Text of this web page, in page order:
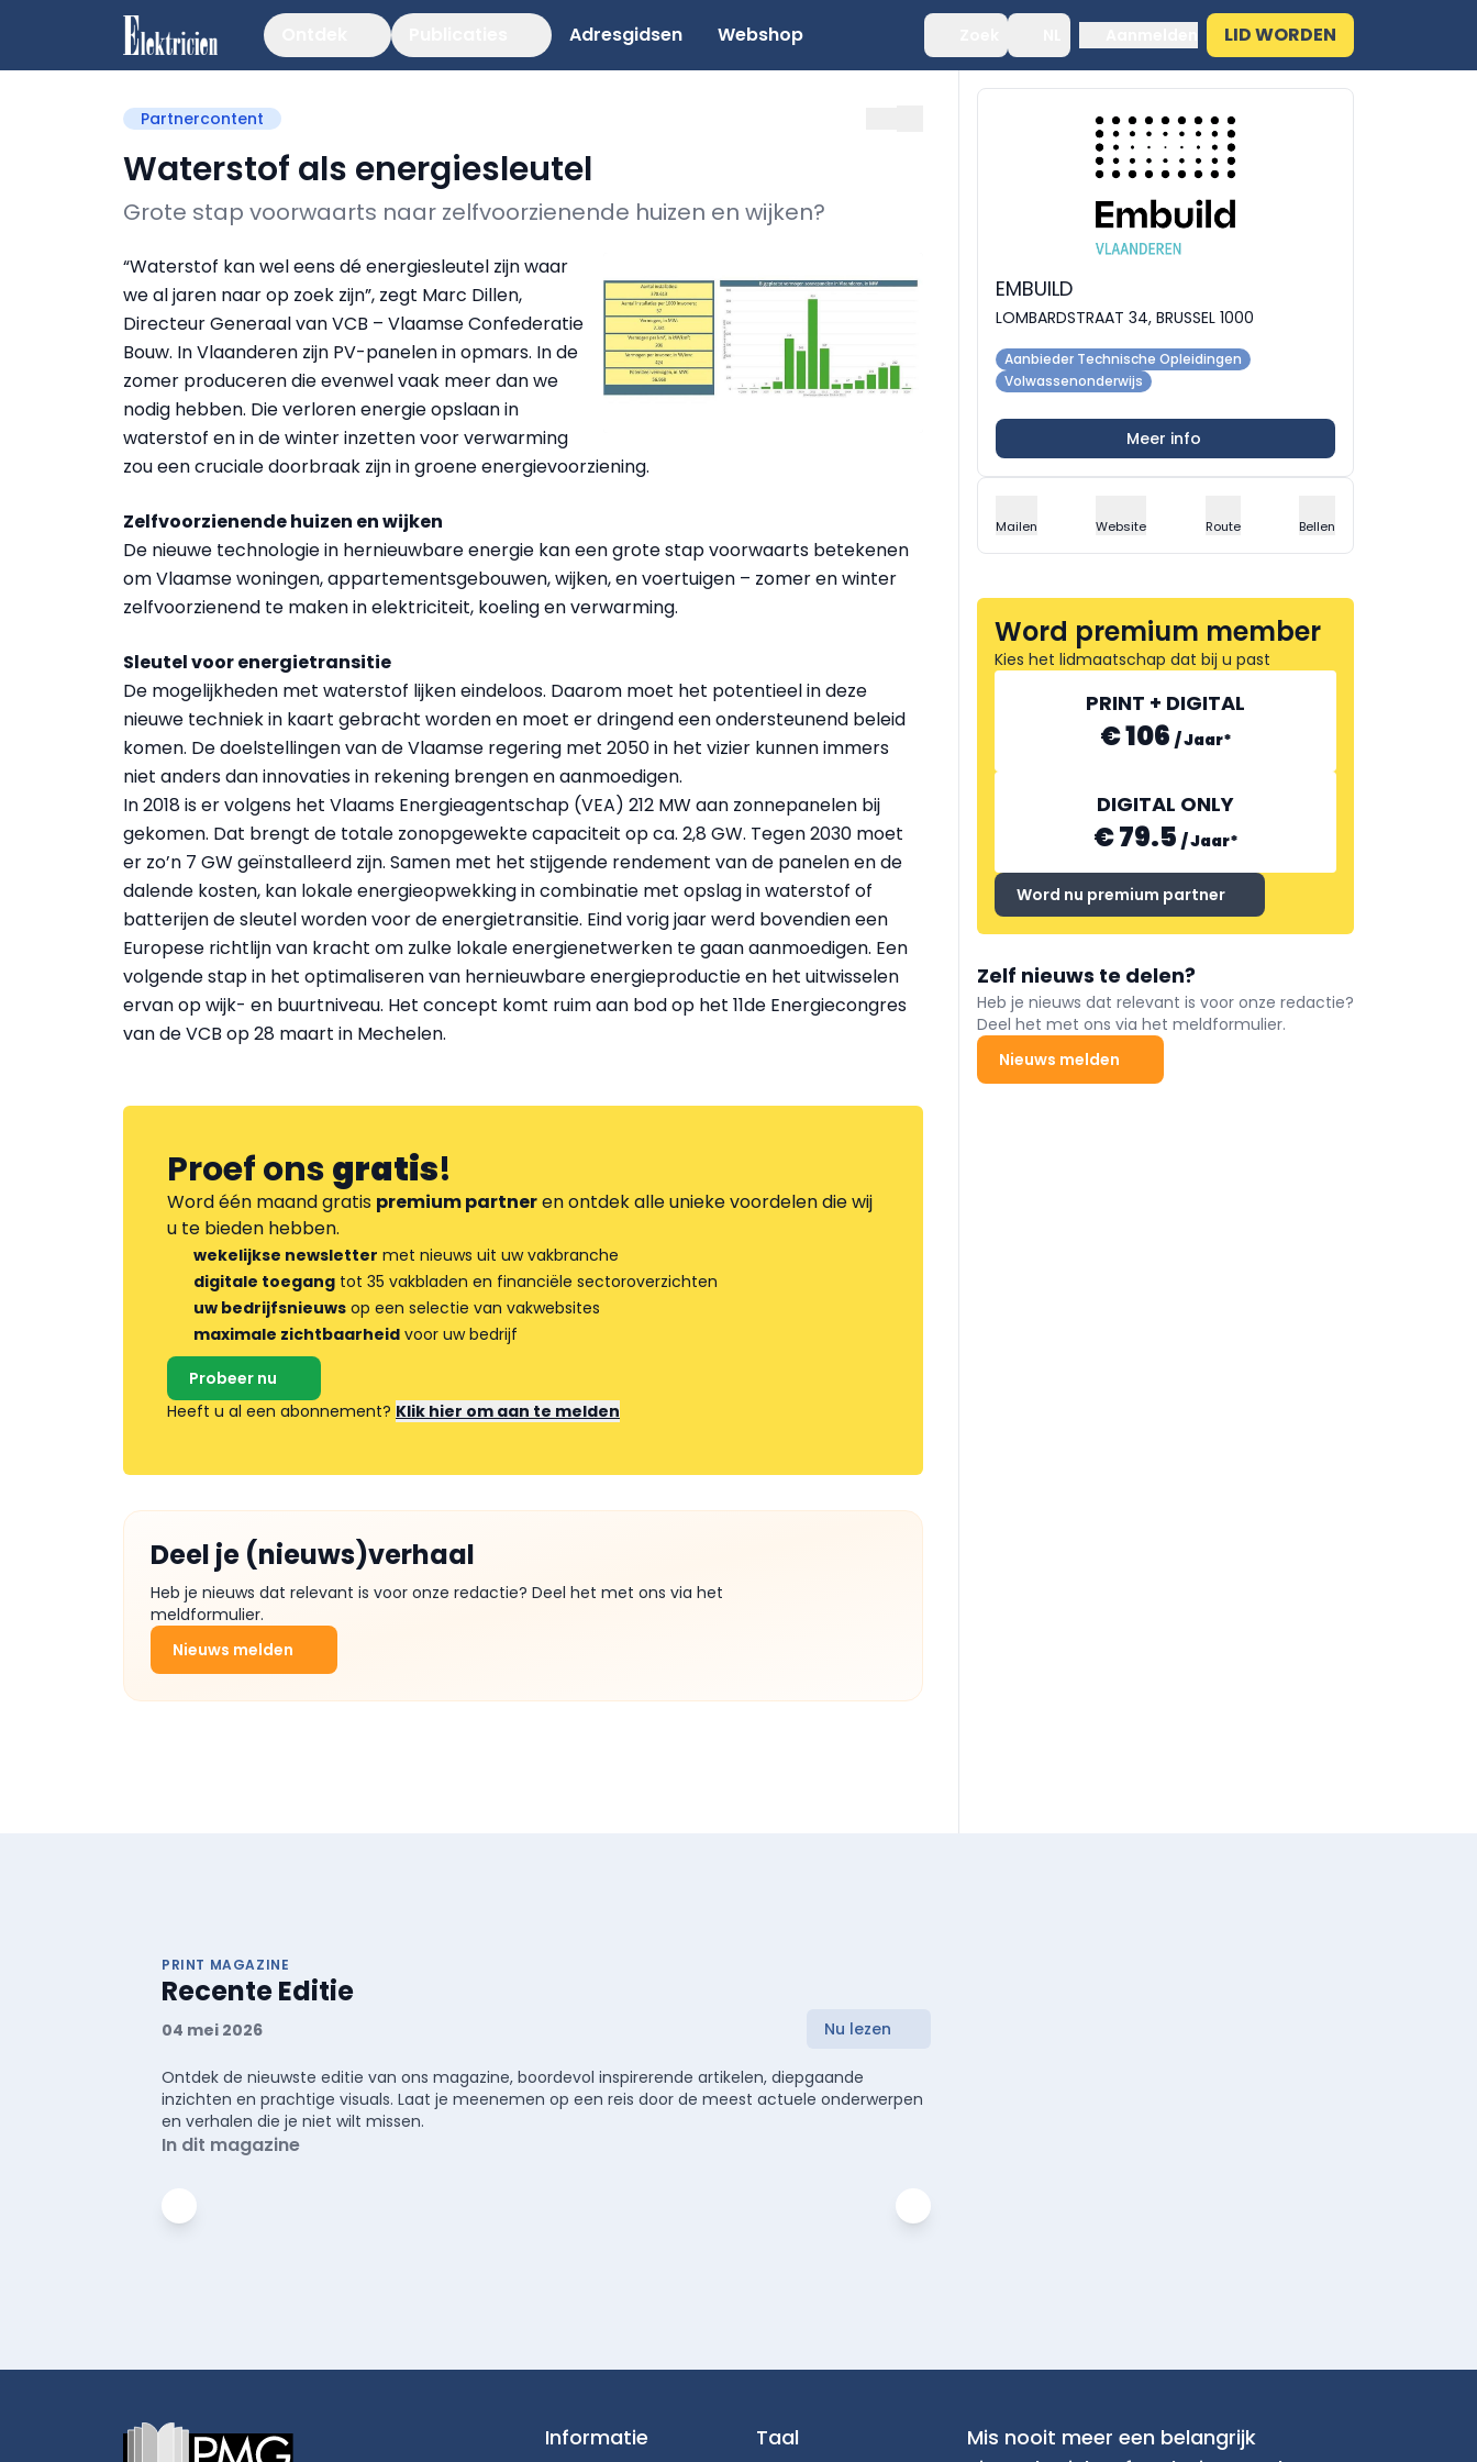
Adresgidsen Webshop LID WORDEN
Partnercontent
Waterstof als energiesleutel
Grote stap voorwaarts naar zelfvoorzienende huizen en wijken?
“Waterstof kan wel eens dé energiesleutel zijn waar
we al jaren naar op zoek zijn”, zegt Marc Dillen,
Directeur Generaal van VCB – Vlaamse Confederatie
Bouw. In Vlaanderen zijn PV-panelen in opmars. In de
zomer produceren die evenwel vaak meer dan we
nodig hebben. Die verloren energie opslaan in
waterstof en in de winter inzetten voor verwarming
zou een cruciale doorbraak zijn in groene energievoorziening.
Zelfvoorzienende huizen en wijken
De nieuwe technologie in hernieuwbare energie kan een grote stap voorwaarts betekenen
om Vlaamse woningen, appartementsgebouwen, wijken, en voertuigen – zomer en winter
zelfvoorzienend te maken in elektriciteit, koeling en verwarming.
Sleutel voor energietransitie
De mogelijkheden met waterstof lijken eindeloos. Daarom moet het potentieel in deze
nieuwe techniek in kaart gebracht worden en moet er dringend een ondersteunend beleid
komen. De doelstellingen van de Vlaamse regering met 2050 in het vizier kunnen immers
niet anders dan innovaties in rekening brengen en aanmoedigen.
In 2018 is er volgens het Vlaams Energieagentschap (VEA) 212 MW aan zonnepanelen bij
gekomen. Dat brengt de totale zonopgewekte capaciteit op ca. 2,8 GW. Tegen 2030 moet
er zo’n 7 GW geïnstalleerd zijn. Samen met het stijgende rendement van de panelen en de
dalende kosten, kan lokale energieopwekking in combinatie met opslag in waterstof of
batterijen de sleutel worden voor de energietransitie. Eind vorig jaar werd bovendien een
Europese richtlijn van kracht om zulke lokale energienetwerken te gaan aanmoedigen. Een
volgende stap in het optimaliseren van hernieuwbare energieproductie en het uitwisselen
ervan op wijk- en buurtniveau. Het concept komt ruim aan bod op het 11de Energiecongres
van de VCB op 28 maart in Mechelen.
Proef onsgratis!
Word één maand gratis premium partneren ontdek alle unieke voordelen die wij
u te bieden hebben.
wekelijkse newsletter met nieuws uit uw vakbranche
digitale toegang tot 35 vakbladen en financiële sectoroverzichten
uw bedrijfsnieuws op een selectie van vakwebsites
maximale zichtbaarheid voor uw bedrijf
Probeer nu
Heeft u al een abonnement? Klik hier om aan te melden
Deel je (nieuws)verhaal
Heb je nieuws dat relevant is voor onze redactie? Deel het met ons via het
meldformulier.
Nieuws melden
EMBUILD
LOMBARDSTRAAT 34, BRUSSEL 1000
Aanbieder Technische Opleidingen
Volwassenonderwijs
Meer info
Mailen Website Route Bellen
Word premium member
Kies het lidmaatschap dat bij u past
PRINT + DIGITAL
€ 106 /Jaar*
DIGITAL ONLY
€ 79.5 /Jaar*
Word nu premium partner
Zelf nieuws te delen?
Heb je nieuws dat relevant is voor onze redactie?
Deel het met ons via het meldformulier.
Nieuws melden
PRINT MAGAZINE
Recente Editie
04 mei 2026 Nu lezen
Ontdek de nieuwste editie van ons magazine, boordevol inspirerende artikelen, diepgaande
inzichten en prachtige visuals. Laat je meenemen op een reis door de meest actuele onderwerpen
en verhalen die je niet wilt missen.
In dit magazine
Informatie Taal
Mis nooit meer een belangrijk